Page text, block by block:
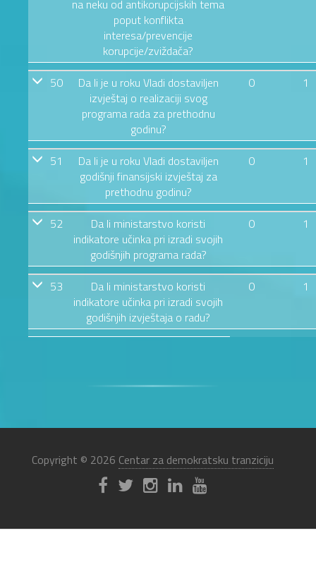
na neku od antikorupcijskih tema
poput konflikta
interesa/prevencije
korupcije/zviždača?
50
Da li je u roku Vladi dostaviljen
izvještaj o realizaciji svog
programa rada za prethodnu
godinu?
0 1
51
Da li je u roku Vladi dostaviljen
godišnji finansijski izvještaj za
prethodnu godinu?
0 1
52
Da li ministarstvo koristi
indikatore učinka pri izradi svojih
godišnjih programa rada?
0 1
53
Da li ministarstvo koristi
indikatore učinka pri izradi svojih
godišnjih izvještaja o radu?
0 1
Copyright © 2026 Centar za demokratsku tranziciju